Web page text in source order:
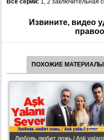
Все серии: 1, 2 заключительная
Извините, видео
ПОХОЖИЕ МАТЕРИАЛЫ
Любовь любит ложь / Ask yalani